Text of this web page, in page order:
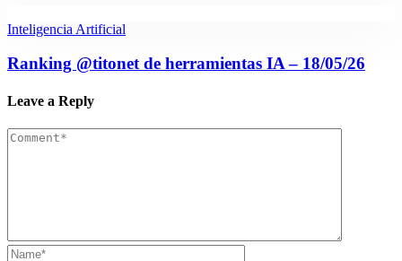
Inteligencia Artificial
Ranking @titonet de herramientas IA – 18/05/26
Leave a Reply